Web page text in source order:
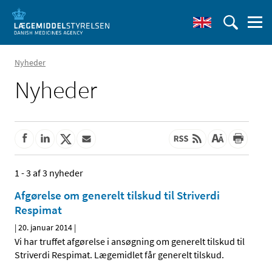
Nyheder
Nyheder
1 - 3 af 3 nyheder
Afgørelse om generelt tilskud til Striverdi
Respimat
|20. januar 2014 |
Vi har truffet afgørelse i ansøgning om generelt tilskud til
Striverdi Respimat. Lægemidlet får generelt tilskud.